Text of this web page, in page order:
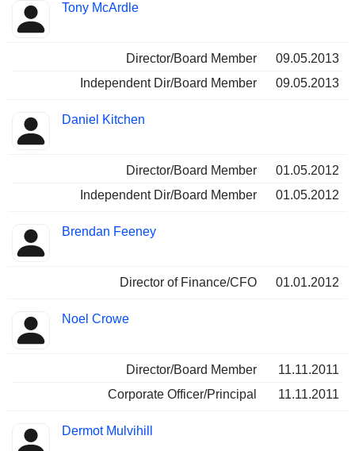
Tony McArdle
Director/Board Member
09.05.2013
Independent Dir/Board Member
09.05.2013
Daniel Kitchen
Director/Board Member
01.05.2012
Independent Dir/Board Member
01.05.2012
Brendan Feeney
Director of Finance/CFO 01.01.2012
Noel Crowe
Director/Board Member
11.11.2011
Corporate Officer/Principal
11.11.2011
Dermot Mulvihill